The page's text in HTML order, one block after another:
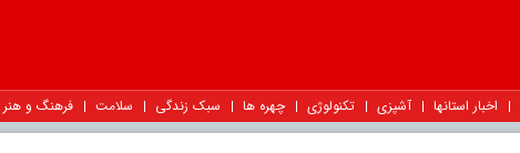
اخبار استانها آشپزی تکنولوژی چهره ها سبک زندگی سلامت فرهنگ و هنر